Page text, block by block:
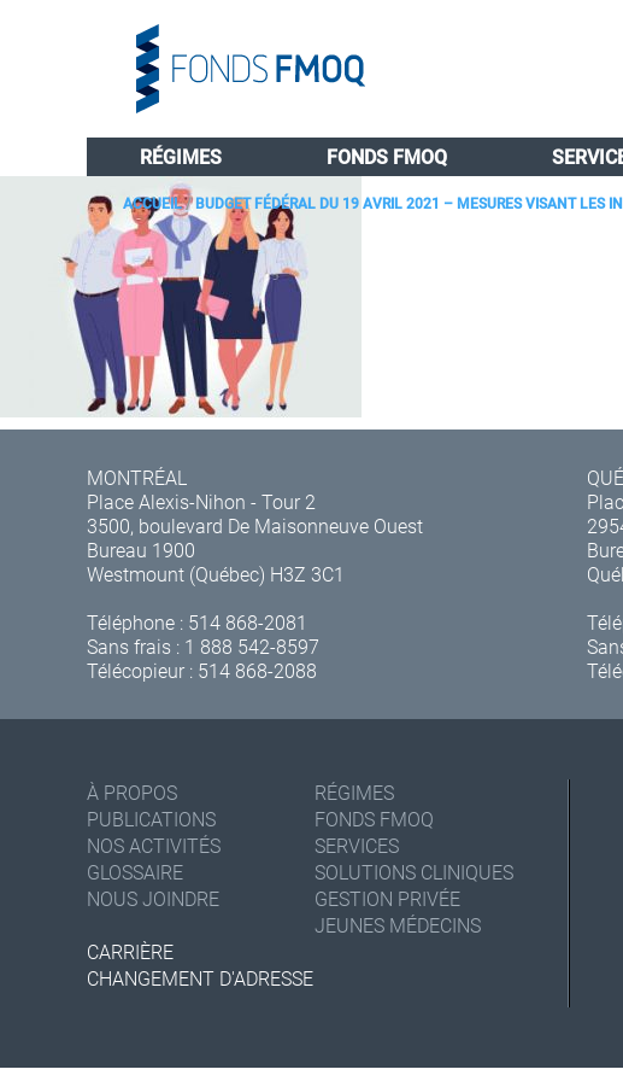
RÉGIMES FONDS FMOQ
ACCUEIL/BUDGET FÉDÉRAL DU 19 AVRIL 2021 – MESURES VISANT LES
MONTRÉAL
Place Alexis-Nihon - Tour 2
3500, boulevard De Maisonneuve Ouest
Bureau 1900
Westmount (Québec) H3Z 3C1
Téléphone : 514 868-2081
Sans frais : 1 888 542-8597
Télécopieur : 514 868-2088
À PROPOS
PUBLICATIONS
NOS ACTIVITÉS
GLOSSAIRE
NOUS JOINDRE
RÉGIMES
FONDS FMOQ
SERVICES
SOLUTIONS CLINIQUES
GESTION PRIVÉE
JEUNES MÉDECINS
CARRIÈRE
CHANGEMENT D'ADRESSE